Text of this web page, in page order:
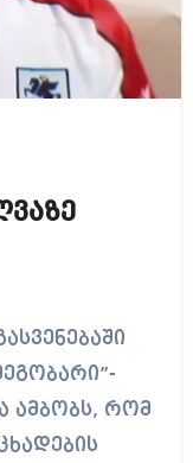
ამბობს, რომ